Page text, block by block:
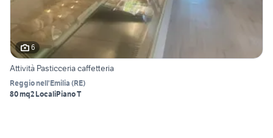
6
Attività Pasticceria caffetteria
Reggio nell'Emilia (RE)
80 mq2 LocaliPiano T